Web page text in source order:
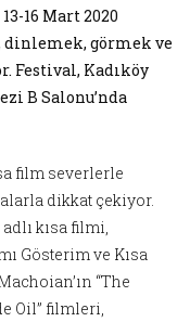
16 Mart 2020
görmek ve
Festival, Kadıköy
B Salonu’nda
film severlerle
dikkat çekiyor.
kısa filmi,
Gösterim ve Kısa
“The
Oil” filmleri,